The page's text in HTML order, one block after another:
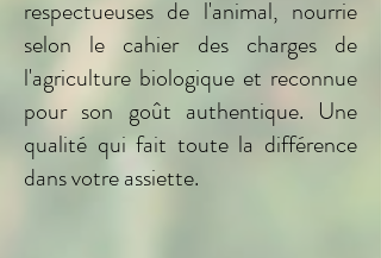
respectueuses de l'animal, nourrie
selon le cahier des charges de
l'agriculture biologique et reconnue
pour son goût authentique. Une
qualité qui fait toute la différence
dans votre assiette.